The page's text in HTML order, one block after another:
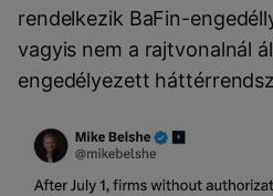
rendelkezik BaFin-
vagyis nem a rajtvonalnál
engedélyezett